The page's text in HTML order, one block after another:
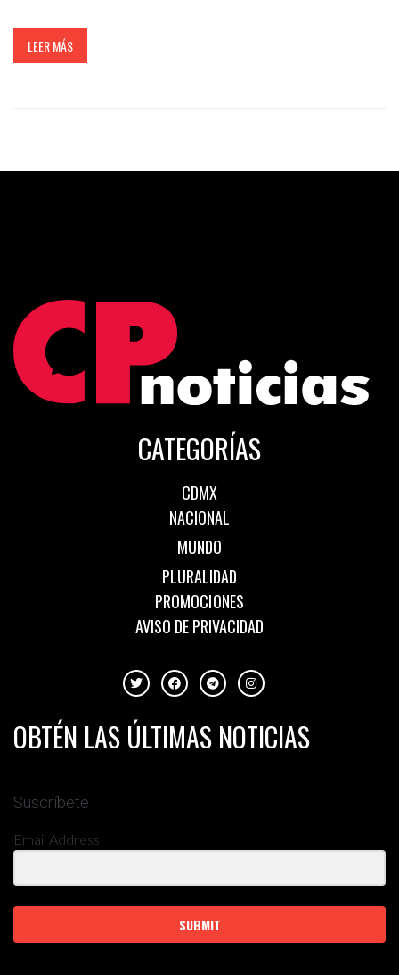
LEER MÁS
CATEGORÍAS
CDMX
NACIONAL
MUNDO
PLURALIDAD
PROMOCIONES
AVISO DE PRIVACIDAD
OBTÉN LAS ÚLTIMAS NOTICIAS
Suscríbete
Email Address
SUBMIT